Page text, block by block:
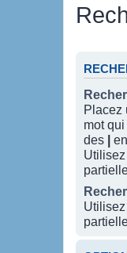
Placez
mot
des